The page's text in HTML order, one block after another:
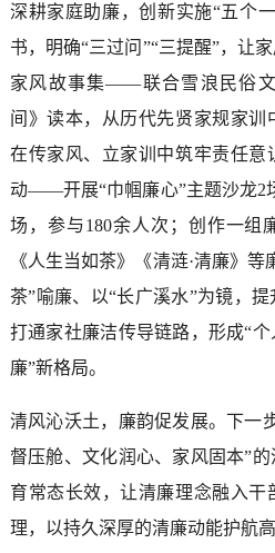
深耕家庭助廉，创新实施“五个
书，明确“三过问”“三提醒”，让
家风故事集——联合雪浪民俗
间》读本，从历代先贤家规家训
在传家风、立家训中筑牢责任意
动——开展“巾帼廉心”主题沙龙2
场，参与180余人次；创作一
《人生当如茶》《清涟·清廉》
茶”喻廉、以“长广溪水”为镜，
打通家社廉洁传导链路，形成“
廉”新格局。
清风沁沃土，廉韵促发展。下一
督压舱、文化润心、家风固本”
育常态长效，让清廉理念融入干
理，以持久深厚的清廉动能护航高